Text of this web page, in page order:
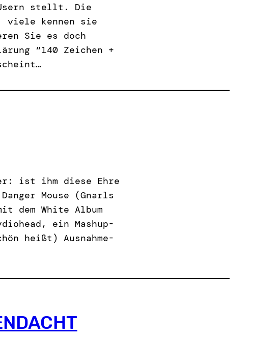
stellt. Die
viele kennen sie
Sie es doch
“140 Zeichen +
ist ihm diese Ehre
Mouse (Gnarls
dem White Album
ein Mashup-
heißt) Ausnahme-